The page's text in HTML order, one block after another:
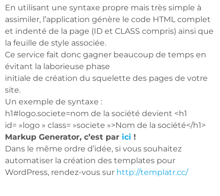
En utilisant une syntaxe propre mais très simple à
assimiler, l’application génère le code HTML complet
et indenté de la page (ID et CLASS compris) ainsi que
la feuille de style associée.
Ce service fait donc gagner beaucoup de temps en
évitant la laborieuse phase
initiale de création du squelette des pages de votre
site.
Un exemple de syntaxe :
h1#logo.societe=nom de la société devient <h1
id= »logo » class= »societe »>Nom de la société</h1>
Markup Generator, c’est par ici !
Dans le même ordre d’idée, si vous souhaitez
automatiser la création des templates pour
WordPress, rendez-vous sur http://templatr.cc/